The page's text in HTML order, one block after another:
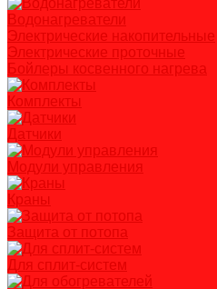
Водонагреватели
Электрические накопительные
Электрические проточные
Бойлеры косвенного нагрева
Комплекты
Датчики
Модули управления
Краны
Защита от потопа
Для сплит-систем